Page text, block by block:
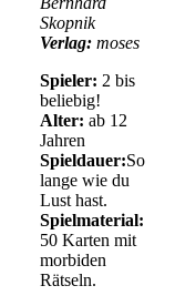
Skopnik
Verlag: moses
Spieler: 2 bis
beliebig!
Alter: ab 12
Jahren
Spieldauer:So
lange wie du
Lust hast.
Spielmaterial:
50 Karten mit
morbiden
Rätseln.